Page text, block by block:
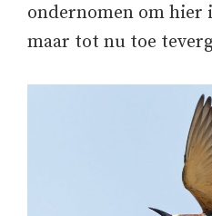
ondernomen om hier
maar tot nu toe